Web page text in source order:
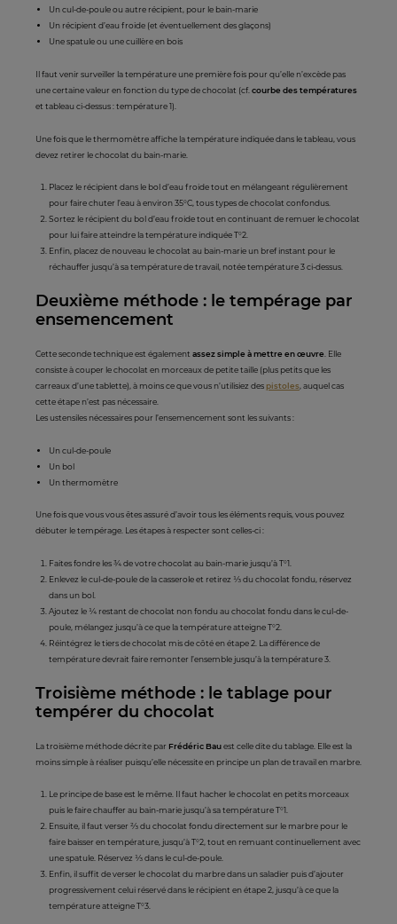
Un cul-de-poule ou autre récipient, pour le bain-marie
Un récipient d’eau froide (et éventuellement des glaçons)
Une spatule ou une cuillère en bois
Il faut venir surveiller la température une première fois pour qu’elle n’excède pas
une certaine valeur en fonction du type de chocolat (cf. courbe des températures
et tableau ci-dessus : température 1).
Une fois que le thermomètre affiche la température indiquée dans le tableau, vous
devez retirer le chocolat du bain-marie.
Placez le récipient dans le bol d’eau froide tout en mélangeant régulièrement
pour faire chuter l’eau à environ 35°C, tous types de chocolat confondus.
Sortez le récipient du bol d’eau froide tout en continuant de remuer le chocolat
pour lui faire atteindre la température indiquée T°2.
Enfin, placez de nouveau le chocolat au bain-marie un bref instant pour le
réchauffer jusqu’à sa température de travail, notée température 3 ci-dessus.
Deuxième méthode : le tempérage par
ensemencement
Cette seconde technique est également assez simple à mettre en œuvre. Elle
consiste à couper le chocolat en morceaux de petite taille (plus petits que les
carreaux d’une tablette), à moins ce que vous n’utilisiez despistoles, auquel cas
cette étape n’est pas nécessaire.
Les ustensiles nécessaires pour l’ensemencement sont les suivants :
Un cul-de-poule
Un bol
Un thermomètre
Une fois que vous vous êtes assuré d’avoir tous les éléments requis, vous pouvez
débuter le tempérage. Les étapes à respecter sont celles-ci :
Faites fondre les ¾ de votre chocolat au bain-marie jusqu’à T°1.
Enlevez le cul-de-poule de la casserole et retirez ⅓ du chocolat fondu, réservez
dans un bol.
Ajoutez le ¼ restant de chocolat non fondu au chocolat fondu dans le cul-de-
poule, mélangez jusqu’à ce que la température atteigne T°2.
Réintégrez le tiers de chocolat mis de côté en étape 2. La différence de
température devrait faire remonter l’ensemble jusqu’à la température 3.
Troisième méthode : le tablage pour
tempérer du chocolat
La troisième méthode décrite par Frédéric Bauest celle dite du tablage. Elle est la
moins simple à réaliser puisqu’elle nécessite en principe un plan de travail en marbre.
Le principe de base est le même. Il faut hacher le chocolat en petits morceaux
puis le faire chauffer au bain-marie jusqu’à sa température T°1.
Ensuite, il faut verser ⅔ du chocolat fondu directement sur le marbre pour le
faire baisser en température, jusqu’à T°2, tout en remuant continuellement avec
une spatule. Réservez ⅓ dans le cul-de-poule.
Enfin, il suffit de verser le chocolat du marbre dans un saladier puis d’ajouter
progressivement celui réservé dans le récipient en étape 2, jusqu’à ce que la
température atteigne T°3.